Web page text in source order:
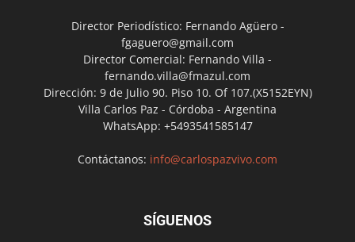
Director Periodístico: Fernando Agüero -
fgaguero@gmail.com
Director Comercial: Fernando Villa -
fernando.villa@fmazul.com
Dirección: 9 de Julio 90. Piso 10. Of 107.(X5152EYN)
Villa Carlos Paz - Córdoba - Argentina
WhatsApp: +5493541585147
Contáctanos: info@carlospazvivo.com
SÍGUENOS